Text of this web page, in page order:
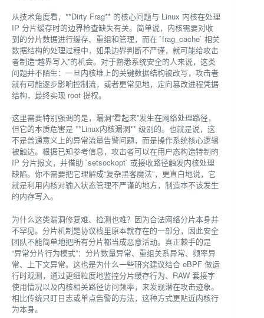
从技术角度看，**Dirty Frag** 的核心问题与 Linux 内核在处理
IP 分片缓存时的边界检查缺失有关。简单说，内核需要对收
到的分片数据进行缓存、重组和管理，而在 `frag_cache` 相关
数据结构的处理过程中，如果边界判断不严谨，就可能给攻击
者制造“越界写入”的机会。对于熟悉系统安全的人来说，这类
问题并不陌生：一旦内核堆上的关键数据结构被改写，攻击者
就有可能逐步影响控制流，或者更常见地，定向篡改进程凭据
结构，最终实现 root 提权。
这里需要特别强调的是，漏洞“看起来”发生在网络处理路径，
但它的本质危害是 **Linux内核漏洞** 级别的。也就是说，这
不是普通意义上的异常流量告警问题，而是操作系统核心逻辑
被触达。根据已知参考信息，攻击者可以在用户态构造特制的
IP 分片报文，并借助 `setsockopt` 或接收路径触发内核处理
缺陷。你不需要把它理解成“复杂黑客魔法”，更直白地说，它
就是利用内核对输入状态管理不严谨的地方，制造本不该发生
的内存写入。
为什么这类漏洞修复难、检测也难？因为合法网络分片本身并
不罕见。分片机制是协议栈里原本就存在的一部分，因此安全
团队不能简单地把所有分片都当成恶意活动。真正棘手的是
“异常分片行为模式”：分片数量异常、重组关系异常、频率异
常、上下文异常。这也是为什么一些研究建议结合 eBPF 做运
行时观测，通过更细粒度地监控分片缓存行为、RAW 套接字
使用情况以及内核相关路径访问频率，来发现潜在攻击迹象。
相比传统只盯日志或单点告警的方法，这种方式更贴近内核行
为本身。